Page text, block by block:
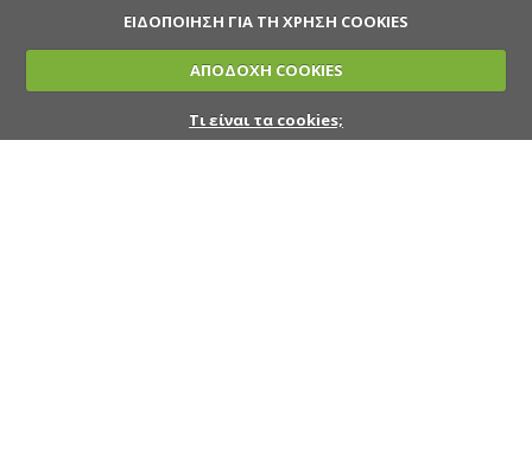
ΕΙΔΟΠΟΙΗΣΗ ΓΙΑ ΤΗ ΧΡΗΣΗ COOKIES
ΑΠΟΔΟΧΗ COOKIES
Τι είναι τα cookies;